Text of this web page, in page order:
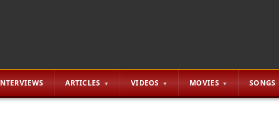
ARTICLES VIDEOS MOVIES SONGS